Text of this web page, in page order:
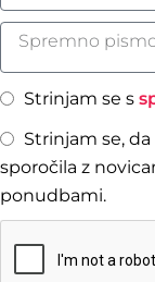
Strinjam se s
Strinjam se,
sporočila z
ponudbami.